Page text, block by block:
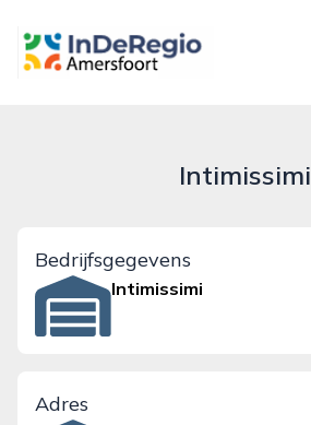
inderegioamersfoort.nl
Intimissimi
Bedrijfsgegevens
Intimissimi
Adres